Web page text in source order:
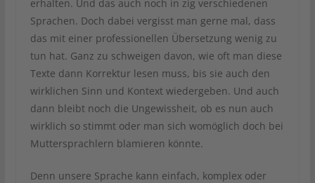
erhalten. Und das auch noch in zig verschiedenen
Sprachen. Doch dabei vergisst man gerne mal, dass
das mit einer professionellen Übersetzung wenig zu
tun hat. Ganz zu schweigen davon, wie oft man diese
Texte dann Korrektur lesen muss, bis sie auch den
wirklichen Sinn und Kontext wiedergeben. Und auch
dann bleibt noch die Ungewissheit, ob es nun auch
wirklich so stimmt oder man sich womöglich doch bei
Muttersprachlern blamieren könnte.
Denn unsere Sprache kann einfach, komplex oder